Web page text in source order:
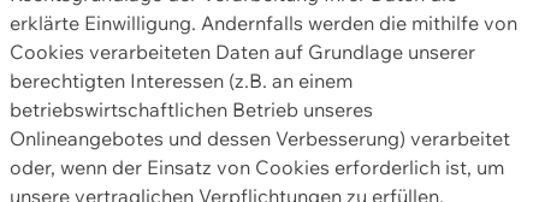
erklärte Einwilligung. Andernfalls werden die mithilfe von
Cookies verarbeiteten Daten auf Grundlage unserer
berechtigten Interessen (z.B. an einem
betriebswirtschaftlichen Betrieb unseres
Onlineangebotes und dessen Verbesserung) verarbeitet
oder, wenn der Einsatz von Cookies erforderlich ist, um
unsere vertraglichen Verpflichtungen zu erfüllen.